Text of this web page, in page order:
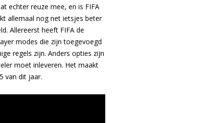
echter reuze mee, en is FIFA
allemaal nog net ietsjes beter
Allereerst heeft FIFA de
modes die zijn toegevoegd
regels zijn. Anders opties zijn
moet inleveren. Het maakt
van dit jaar.